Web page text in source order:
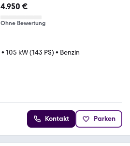
4.950 €
Ohne Bewertung
• 105 kW (143 PS) • Benzin
Kontakt Parken